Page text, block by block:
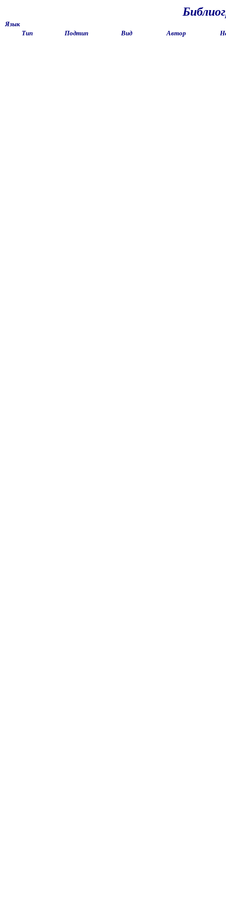
Язык
Тип
Подтип Вид Автор